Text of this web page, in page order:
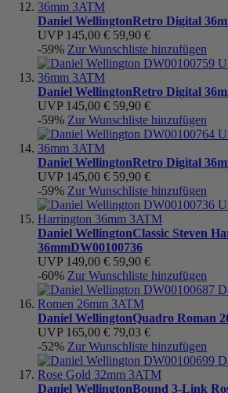
Daniel WellingtonRetro Digital
UVP 145,00 € 59,90 €
-59% Zur Wunschliste hinzufügen
Daniel WellingtonRetro Digital
UVP 145,00 € 59,90 €
-59% Zur Wunschliste hinzufügen
Daniel WellingtonRetro Digital
UVP 145,00 € 59,90 €
-59% Zur Wunschliste hinzufügen
Daniel WellingtonClassic Steven
36mmDW00100736
UVP 149,00 € 59,90 €
-60% Zur Wunschliste hinzufügen
Daniel WellingtonQuadro Roman
UVP 165,00 € 79,03 €
-52% Zur Wunschliste hinzufügen
Daniel WellingtonBound 3-Link